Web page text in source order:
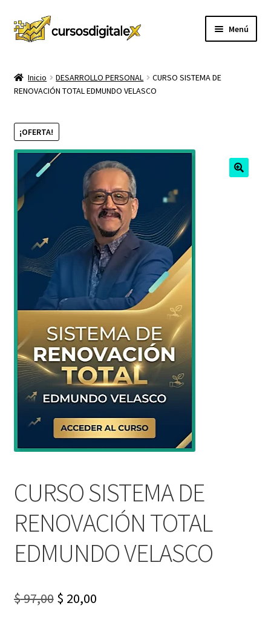
Ir
a
Ir
al
Menú
TIENDA
CURSOS
hijo
MEMBRESIA
CONTACTO
Inicio DESARROLLO PERSONAL
CURSO SISTEMA DE
RENOVACIÓN TOTAL EDMUNDO VELASCO
¡OFERTA!
CURSO SISTEMA DE
RENOVACIÓN TOTAL
EDMUNDO VELASCO
$97,00 Original
$ 20,00Current